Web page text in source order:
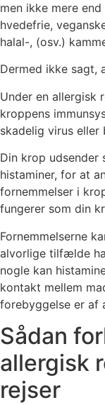
men ikke mere
hvedefrie,
halal-, (osv.)
Dermed ikke sagt,
Under en allergisk
kroppens
skadelig virus eller
Din krop udsender
histaminer, for at
fornemmelser i
fungerer som din
Fornemmelserne
alvorlige tilfælde
nogle kan
kontakt mellem
forebyggelse er af
Sådan
allergisk
rejser